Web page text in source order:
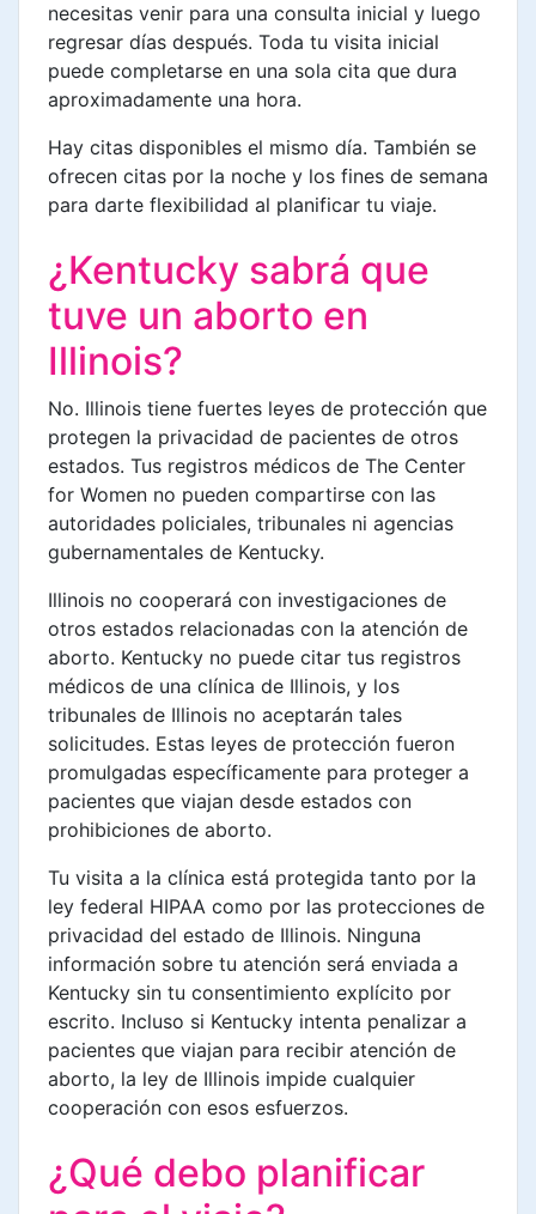
necesitas venir para una consulta inicial y luego
regresar días después. Toda tu visita inicial
puede completarse en una sola cita que dura
aproximadamente una hora.
Hay citas disponibles el mismo día. También se
ofrecen citas por la noche y los fines de semana
para darte flexibilidad al planificar tu viaje.
¿Kentucky sabrá que
tuve un aborto en
Illinois?
No. Illinois tiene fuertes leyes de protección que
protegen la privacidad de pacientes de otros
estados. Tus registros médicos de The Center
for Women no pueden compartirse con las
autoridades policiales, tribunales ni agencias
gubernamentales de Kentucky.
Illinois no cooperará con investigaciones de
otros estados relacionadas con la atención de
aborto. Kentucky no puede citar tus registros
médicos de una clínica de Illinois, y los
tribunales de Illinois no aceptarán tales
solicitudes. Estas leyes de protección fueron
promulgadas específicamente para proteger a
pacientes que viajan desde estados con
prohibiciones de aborto.
Tu visita a la clínica está protegida tanto por la
ley federal HIPAA como por las protecciones de
privacidad del estado de Illinois. Ninguna
información sobre tu atención será enviada a
Kentucky sin tu consentimiento explícito por
escrito. Incluso si Kentucky intenta penalizar a
pacientes que viajan para recibir atención de
aborto, la ley de Illinois impide cualquier
cooperación con esos esfuerzos.
¿Qué debo planificar